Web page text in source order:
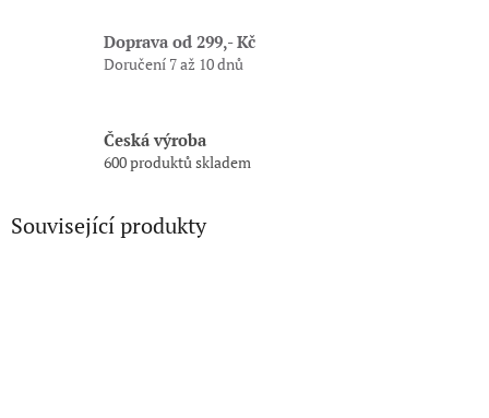
Doprava od 299,- Kč
Doručení 7 až 10 dnů
Česká výroba
600 produktů skladem
Související produkty